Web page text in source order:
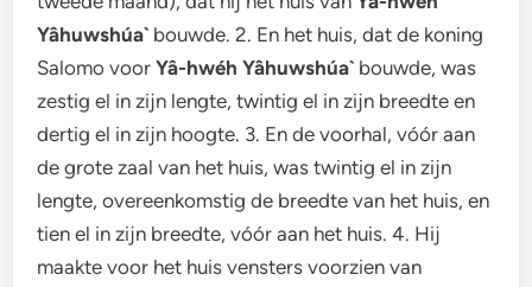
Yâhuwshúa`bouwde. 2. En het huis, dat de koning
Salomo voorYâ-hwéh Yâhuwshúa`bouwde, was
zestig el in zijn lengte, twintig el in zijn breedte en
dertig el in zijn hoogte. 3. En de voorhal, vóór aan
de grote zaal van het huis, was twintig el in zijn
lengte, overeenkomstig de breedte van het huis, en
tien el in zijn breedte, vóór aan het huis. 4. Hij
maakte voor het huis vensters voorzien van